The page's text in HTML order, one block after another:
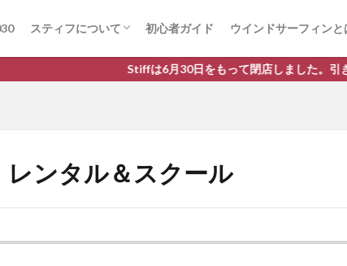
スティフについて
ウインドサーフィン体験までを動画で見る
取り扱いブランド
初心者ガイド ウインドサーフィンと
をもって閉店しました。引き続き、館山マリンアクティビティ
ンタル＆スクール